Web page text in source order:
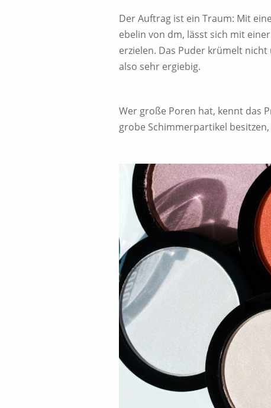
Der Auftrag ist ein Traum: Mit
ebelin von dm, lässt sich mit
erzielen. Das Puder krümelt
also sehr ergiebig.
Wer große Poren hat, kennt das
grobe Schimmerpartikel